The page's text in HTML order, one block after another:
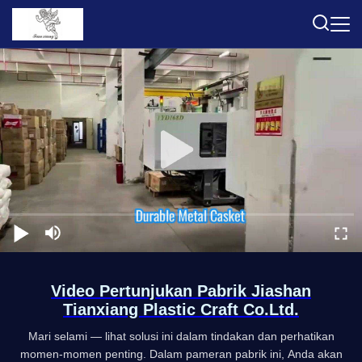
Video Pertunjukan Pabrik Jiashan
Tianxiang Plastic Craft Co.Ltd.
Mari selami — lihat solusi ini dalam tindakan dan perhatikan
momen-momen penting. Dalam pameran pabrik ini, Anda akan